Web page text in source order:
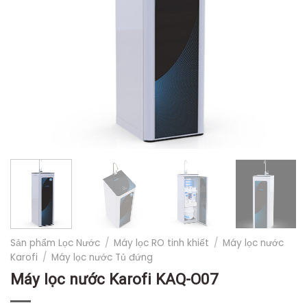
Sản phẩm Lọc Nước / Máy lọc RO tinh khiết / Máy lọc nước
Karofi / Máy lọc nước Tủ đứng
Máy lọc nước Karofi KAQ-O07